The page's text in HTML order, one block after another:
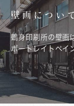
壁画につい
鶴身印刷所の壁画
ポートレイトペイ